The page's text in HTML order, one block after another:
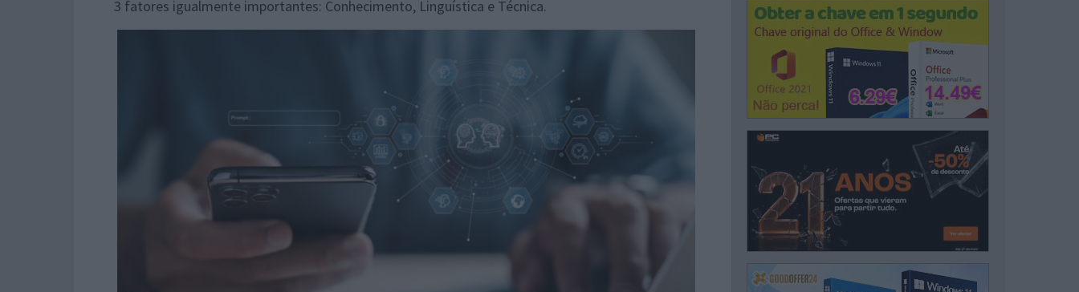
3 fatores igualmente importantes: Conhecimento, Linguística e Técnica.